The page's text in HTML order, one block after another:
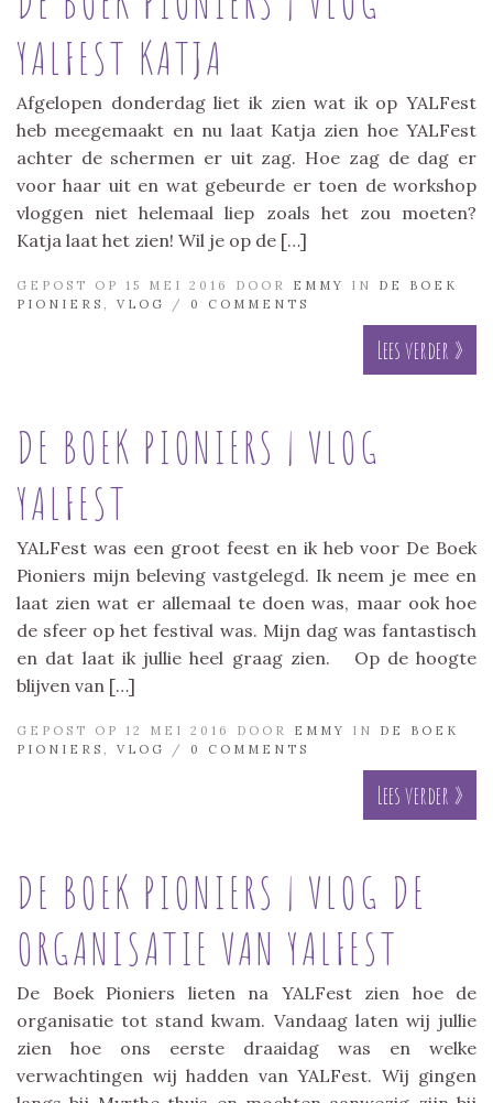
YALFEST KATJA
Afgelopen donderdag liet ik zien wat ik op YALFest
heb meegemaakt en nu laat Katja zien hoe YALFest
achter de schermen er uit zag. Hoe zag de dag er
voor haar uit en wat gebeurde er toen de workshop
vloggen niet helemaal liep zoals het zou moeten?
Katja laat het zien! Wil je op de […]
GEPOST OP 15 MEI 2016 DOOR EMMY IN DE BOEK
PIONIERS
VLOG / 0 COMMENTS
Lees verder »
DE BOEK PIONIERS | VLOG
YALFEST
YALFest was een groot feest en ik heb voor De Boek
Pioniers mijn beleving vastgelegd. Ik neem je mee en
laat zien wat er allemaal te doen was, maar ook hoe
de sfeer op het festival was. Mijn dag was fantastisch
en dat laat ik jullie heel graag zien. Op de hoogte
blijven van […]
GEPOST OP 12 MEI 2016 DOOR EMMY IN DE BOEK
PIONIERS
VLOG / 0 COMMENTS
Lees verder »
DE BOEK PIONIERS | VLOG DE
ORGANISATIE VAN YALFEST
De Boek Pioniers lieten na YALFest zien hoe de
organisatie tot stand kwam. Vandaag laten wij jullie
zien hoe ons eerste draaidag was en welke
verwachtingen wij hadden van YALFest. Wij gingen